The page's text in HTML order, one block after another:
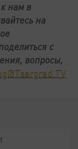
нам в
на
с
вопросы,